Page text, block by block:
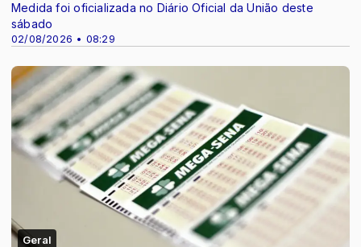
02/08/2026 • 08:29
Medida foi oficializada no Diário Oficial da União deste
sábado
Geral